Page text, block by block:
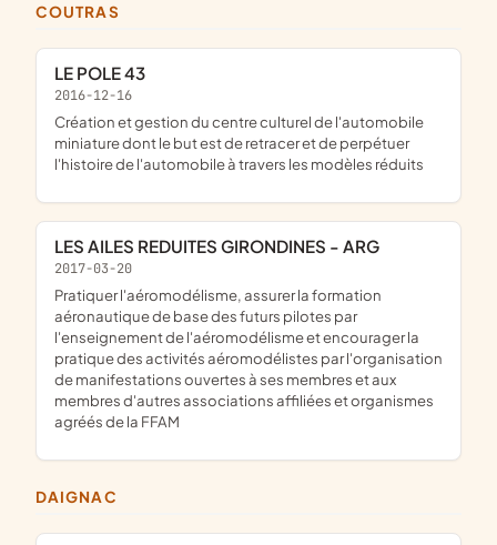
COUTRAS
LE POLE 43
2016-12-16
création et gestion du centre culturel de l'automobile
miniature dont le but est de retracer et de perpétuer
l'histoire de l'automobile à travers les modèles réduits
LES AILES REDUITES GIRONDINES - ARG
2017-03-20
pratiquer l'aéromodélisme, assurer la formation
aéronautique de base des futurs pilotes par
l'enseignement de l'aéromodélisme et encourager la
pratique des activités aéromodélistes par l'organisation
de manifestations ouvertes à ses membres et aux
membres d'autres associations affiliées et organismes
agréés de la FFAM
DAIGNAC